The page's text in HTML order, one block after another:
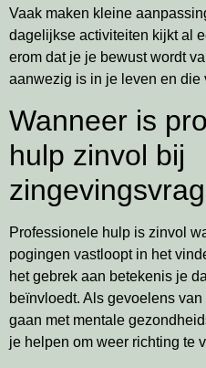
Vaak maken kleine
dagelijkse activiteiten kijkt al
erom dat je je bewust wordt
aanwezig is in je leven en die
Wanneer is
hulp zinvol bij
Professionele hulp is zinvol
pogingen vastloopt in het
het gebrek aan betekenis je
beïnvloedt. Als gevoelens
gaan met mentale
je helpen om weer richting te